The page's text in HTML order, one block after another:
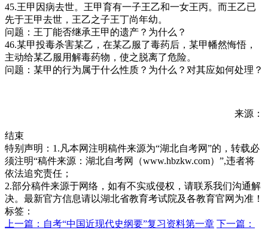
45.王甲因病去世。王甲育有一子王乙和一女王丙。而王乙已
先于王甲去世，王乙之子王丁尚年幼。
问题：王丁能否继承王甲的遗产？为什么？
46.某甲投毒杀害某乙，在某乙服了毒药后，某甲幡然悔悟，
主动给某乙服用解毒药物，使之脱离了危险。
问题：某甲的行为属于什么性质？为什么？对其应如何处理？
来源：
结束
特别声明：1.凡本网注明稿件来源为“湖北自考网”的，转载必
须注明“稿件来源：湖北自考网（www.hbzkw.com）”,违者将
依法追究责任；
2.部分稿件来源于网络，如有不实或侵权，请联系我们沟通解
决。最新官方信息请以湖北省教育考试院及各教育官网为准！
标签：
上一篇：自考“中国近现代史纲要”复习资料第一章 下一篇：